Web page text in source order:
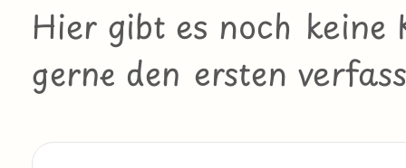
Hier gibt es noch keine
gerne den ersten